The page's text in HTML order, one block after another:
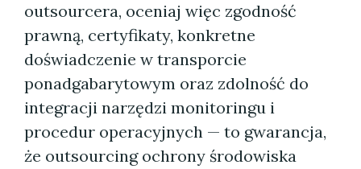
outsourcera, oceniaj więc zgodność
prawną, certyfikaty, konkretne
doświadczenie w transporcie
ponadgabarytowym oraz zdolność do
integracji narzędzi monitoringu i
procedur operacyjnych — to gwarancja,
że outsourcing ochrony środowiska